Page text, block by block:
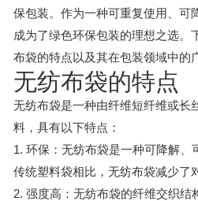
保包装。作为一种可重复使用、可
成为了绿色环保包装的理想之选。
布袋的特点以及其在包装领域中的
无纺布袋的特点
无纺布袋是一种由纤维短纤维或长
料，具有以下特点：
1. 环保：无纺布袋是一种可降解、
传统塑料袋相比，无纺布袋减少了
2. 强度高：无纺布袋的纤维交织结